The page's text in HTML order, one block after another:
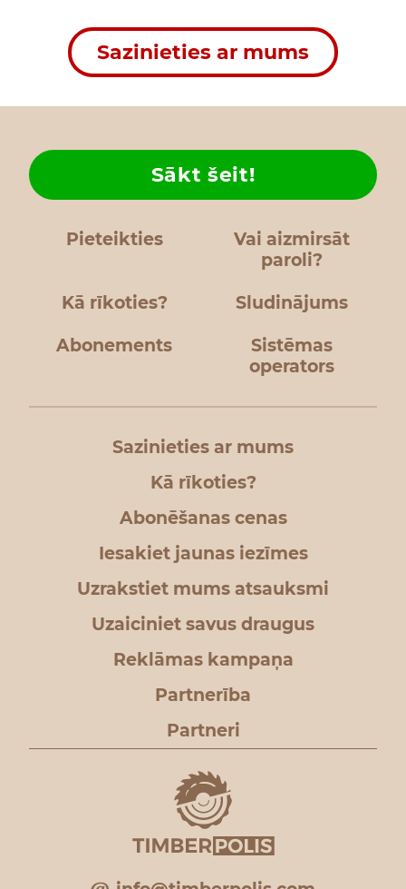
Sazinieties ar mums
Pieteikties
Vai aizmirsāt
paroli?
Kā rīkoties?
Sākt šeit!
Sludinājums
Abonements
Sistēmas
operators
Sazinieties ar mums
Kā rīkoties?
Abonēšanas cenas
Iesakiet jaunas iezīmes
Uzrakstiet mums atsauksmi
Uzaiciniet savus draugus
Reklāmas kampaņa
Partnerība
Partneri